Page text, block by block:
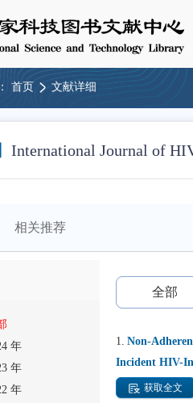
首页 文献详细
International Journal of
相关推荐
年
年
年
全部
1. Non-
Incident HIV-
获取全文